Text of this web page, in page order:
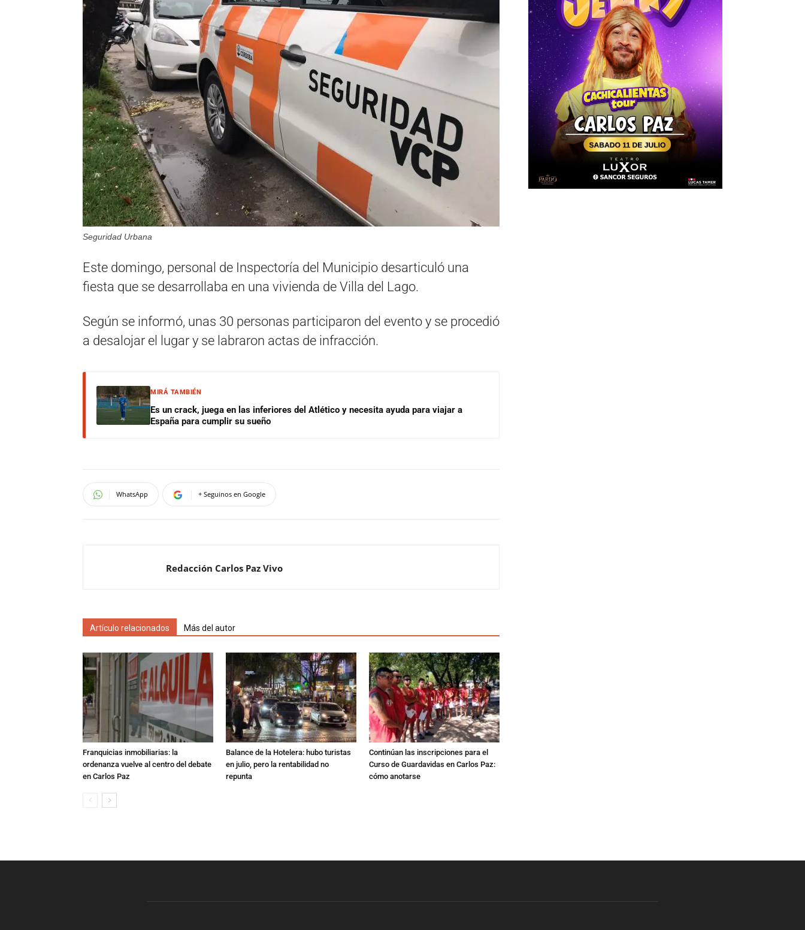
Seguridad Urbana
Este domingo, personal de Inspectoría del Municipio desarticuló una
fiesta que se desarrollaba en una vivienda de Villa del Lago.
Según se informó, unas 30 personas participaron del evento y se procedió
a desalojar el lugar y se labraron actas de infracción.
MIRÁ TAMBIÉN
Es un crack, juega en las inferiores del Atlético y necesita ayuda para viajar a
España para cumplir su sueño
WhatsApp + Seguinos en Google
Redacción Carlos Paz Vivo
Artículo relacionados Más del autor
Franquicias inmobiliarias: la
ordenanza vuelve al centro del debate
en Carlos Paz
Balance de la Hotelera: hubo turistas
en julio, pero la rentabilidad no
repunta
Continúan las inscripciones para el
Curso de Guardavidas en Carlos Paz:
cómo anotarse